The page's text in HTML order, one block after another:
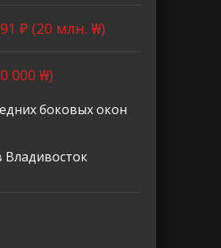
₽ (20 млн. ₩)
000 ₩)
боковых окон
Владивосток